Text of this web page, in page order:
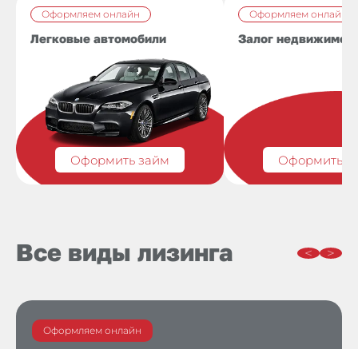
Оформляем онлайн
Легковые автомобили
Оформить займ
Оформляем онлайн
Залог
Оформить
Все виды лизинга
Оформляем онлайн